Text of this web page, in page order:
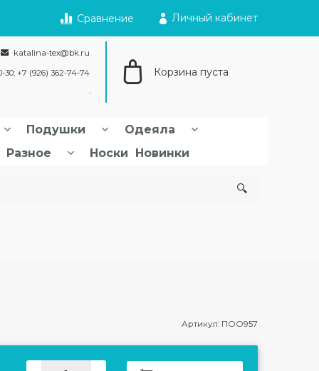
Сравнение Личный кабинет
katalina-tex@bk.ru
30; +7 (926) 362-74-74
Корзина пуста
Подушки
Одеяла
Разное Носки Новинки
Артикул: ПОО957